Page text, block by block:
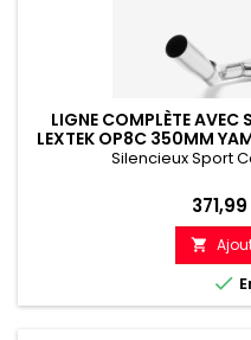
LIGNE COMPLÈTE AVEC
LEXTEK OP8C 350MM
Silencieux Sport
Prix

